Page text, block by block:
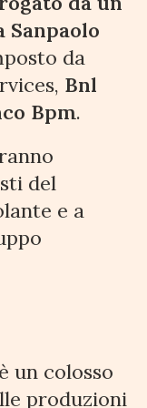
Sanpaolo
da
Bnl
Bpm.
del
e a
è un colosso
produzioni